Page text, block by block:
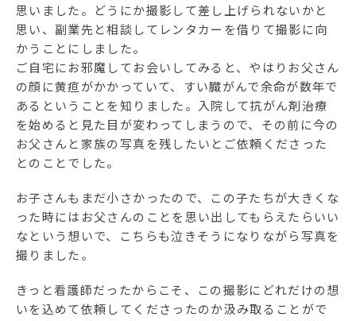
思いました。どうにか撮影して差し上げられないかと
思い、副業先と相談してレンタカーを借りて撮影に向
かうことにしました。
ご自宅にお邪魔してお会いしてみると、やはりお父さん
の顔に黄疸がかかっていて、すい臓がんで余命が数年で
あるということを知りました。入院して抗がん剤治療
を始めると見た目が変わってしまうので、その前に今の
お父さんと家族の写真を残したいとご依頼くださった
とのことでした。
お子さんもまだ小さかったので、この子たちが大きくな
った時にはお父さんのことを思い出してもらえたらいい
なという想いで、こちらも泣きそうになりながら写真を
撮りました。
きっと看護師だったからこそ、この撮影にどれだけの想
いを込めて依頼してくださったのか汲み取ることがで